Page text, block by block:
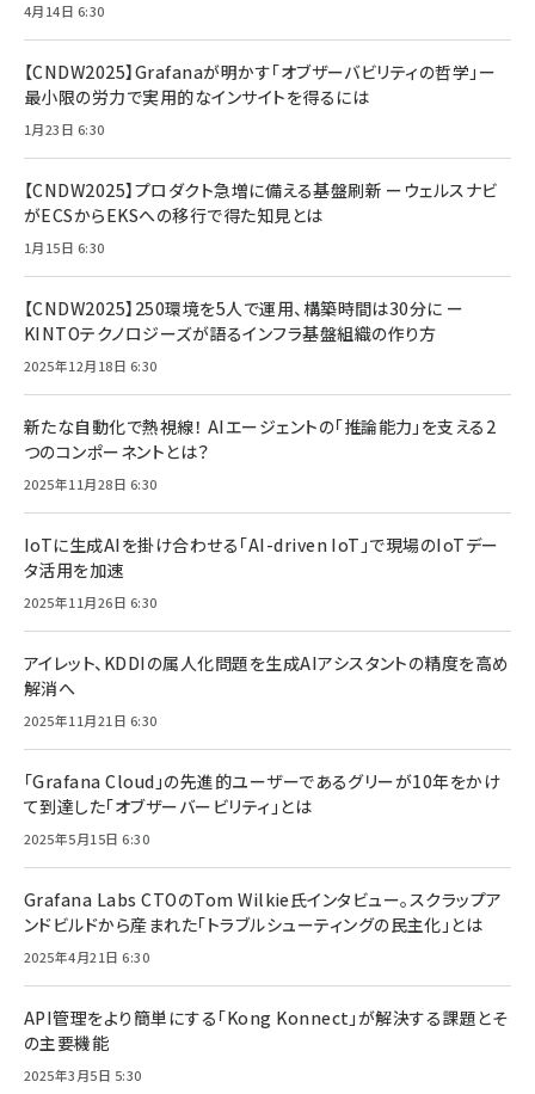
4月14日 6:30
【CNDW2025】Grafanaが明かす「オブザーバビリティの哲学」ー
最小限の労力で実用的なインサイトを得るには
1月23日 6:30
【CNDW2025】プロダクト急増に備える基盤刷新 ーウェルスナビ
がECSからEKSへの移行で得た知見とは
1月15日 6:30
【CNDW2025】250環境を5人で運用、構築時間は30分に ー
KINTOテクノロジーズが語るインフラ基盤組織の作り方
2025年12月18日 6:30
新たな自動化で熱視線！ AIエージェントの「推論能力」を支える2
つのコンポーネントとは？
2025年11月28日 6:30
IoTに生成AIを掛け合わせる「AI-driven IoT」で現場のIoTデー
タ活用を加速
2025年11月26日 6:30
アイレット、KDDIの属人化問題を生成AIアシスタントの精度を高め
解消へ
2025年11月21日 6:30
「Grafana Cloud」の先進的ユーザーであるグリーが10年をかけ
て到達した「オブザーバービリティ」とは
2025年5月15日 6:30
Grafana Labs CTOのTom Wilkie氏インタビュー。スクラップア
ンドビルドから産まれた「トラブルシューティングの民主化」とは
2025年4月21日 6:30
API管理をより簡単にする「Kong Konnect」が解決する課題とそ
の主要機能
2025年3月5日 5:30